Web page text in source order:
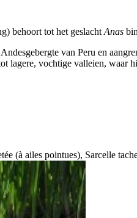
behoort tot het geslacht Anas
van Peru en
lagere, vochtige valleien,
(à ailes pointues), Sarcelle